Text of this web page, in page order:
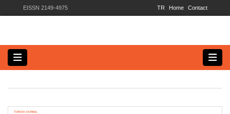
EISSN 2149-4975 Contact
Home
TR